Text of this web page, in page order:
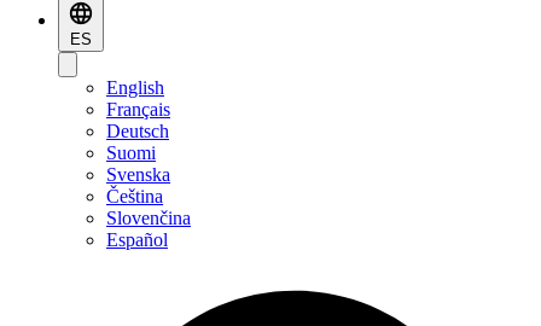
ES
English
Français
Deutsch
Suomi
Svenska
Čeština
Slovenčina
Español